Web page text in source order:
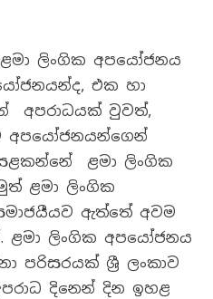
ලිංගික අපයෝජනය
එක හා
අපරාධයක් වුවත්,
අපයෝජනයන්ගෙන්
ළමා ලිංගික
ළමා ලිංගික
ඇත්තේ අවම
ළමා ලිංගික අපයෝජනය
පරිසරයක් ශ්‍රී ලංකාව
දිනෙන් දින ඉහළ